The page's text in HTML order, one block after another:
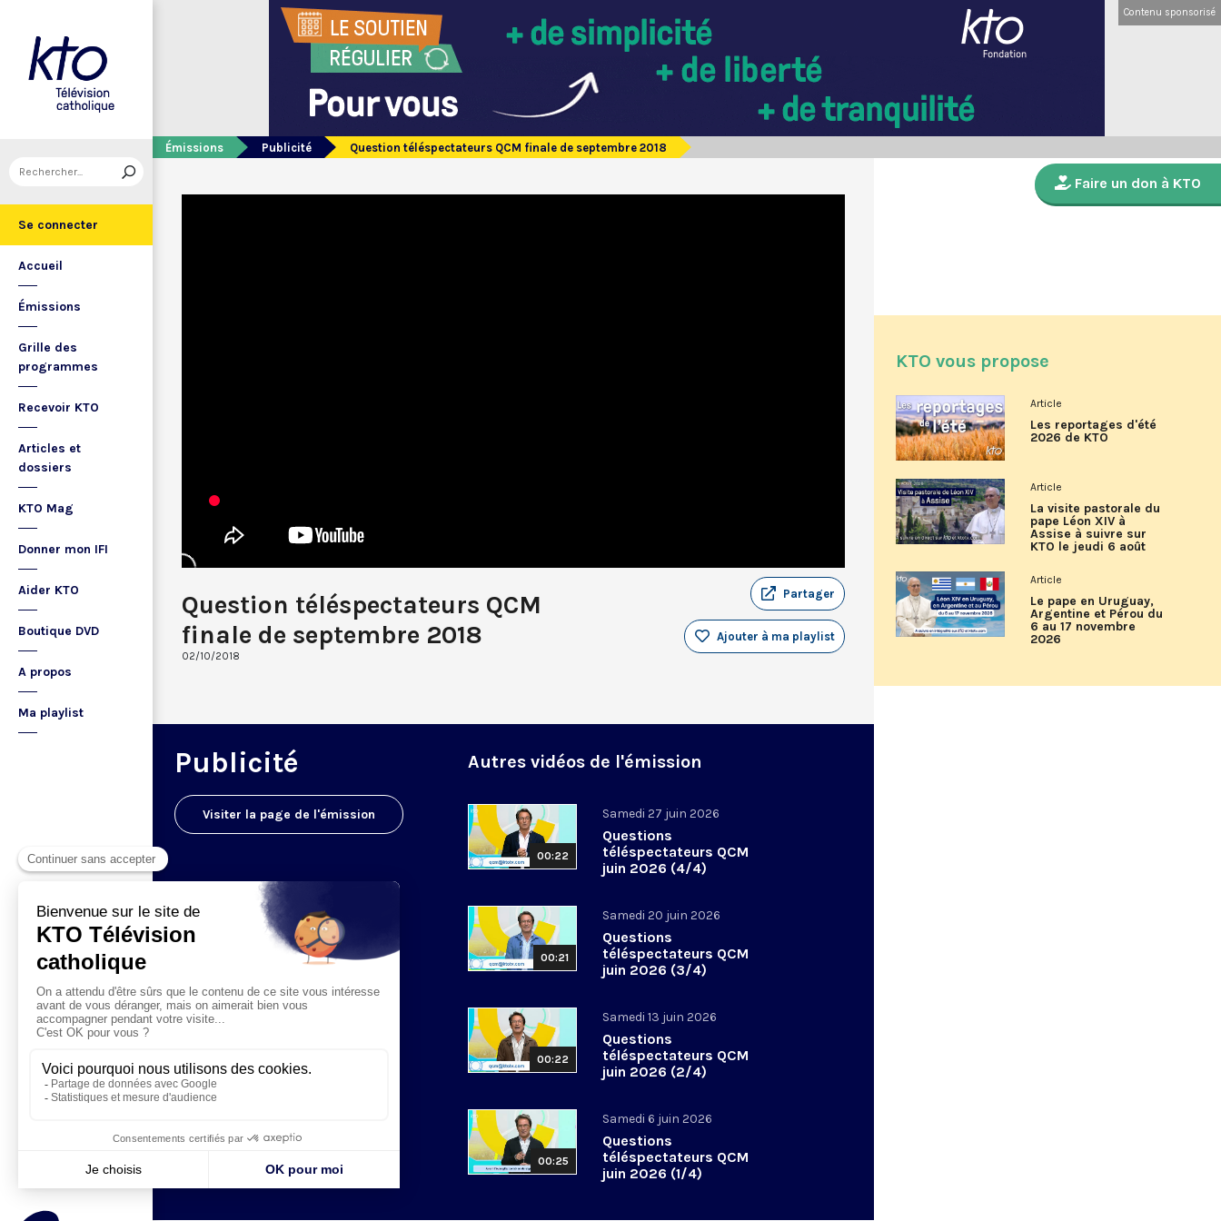
Se connecter
Accueil
Émissions
Grille des
programmes
Recevoir KTO
Articles et
dossiers
KTO Mag
Donner mon IFI
Aider KTO
Boutique DVD
A propos
Ma playlist
Contenu sponsorisé
Émissions Publicité Question téléspectateurs QCM finale de septembre 2018
Question téléspectateurs QCM
finale de septembre 2018
02/10/2018
Partager
Ajouter à ma playlist
Publicité
Visiter la page de l'émission
Autres vidéos de l'émission
00:22
Samedi 27 juin 2026
Questions
téléspectateurs QCM
juin 2026 (4/4)
00:21
Samedi 20 juin 2026
Questions
téléspectateurs QCM
juin 2026 (3/4)
00:22
Samedi 13 juin 2026
Questions
téléspectateurs QCM
juin 2026 (2/4)
00:25
Samedi 6 juin 2026
Questions
téléspectateurs QCM
juin 2026 (1/4)
Faire un don à KTO
KTO vous propose
Article
Les reportages d'été
2026 de KTO
Article
La visite pastorale du
pape Léon XIV à
Assise à suivre sur
KTO le jeudi 6 août
Article
Le pape en Uruguay,
Argentine et Pérou du
6 au 17 novembre
2026